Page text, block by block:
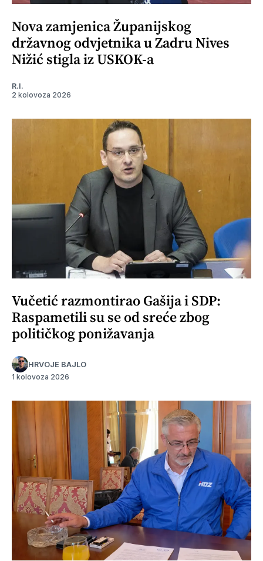
Nova zamjenica Županijskog
državnog odvjetnika u Zadru Nives
Nižić stigla iz USKOK-a
R.I.
2 kolovoza 2026
Vučetić razmontirao Gašija i SDP:
Raspametili su se od sreće zbog
političkog ponižavanja
HRVOJE BAJLO
1 kolovoza 2026